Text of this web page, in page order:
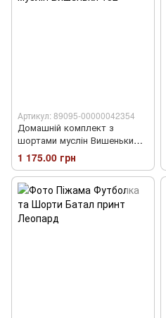
Артикул: 89095-00000042354
Домашній комплект з
шортами муслін Вишеньки
102
1 175.00 грн